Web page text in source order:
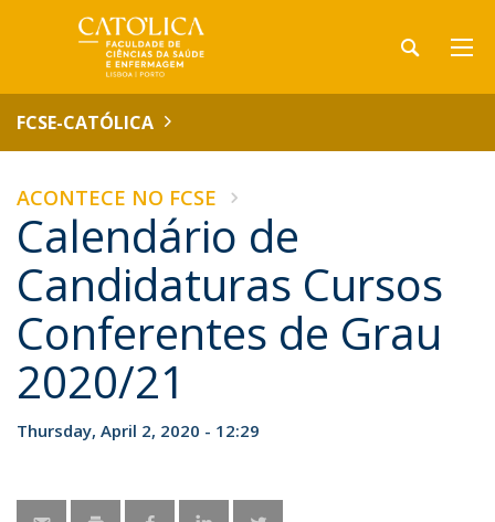
FCSE-CATÓLICA
ACONTECE NO FCSE
Calendário de
Candidaturas Cursos
Conferentes de Grau
2020/21
Thursday, April 2, 2020 - 12:29